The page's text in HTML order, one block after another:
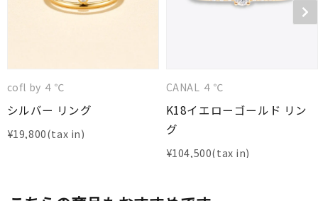
cofl by ４℃
シルバー リング
¥19,800
CANAL ４℃
K18イエローゴールド リン
グ
¥104,500